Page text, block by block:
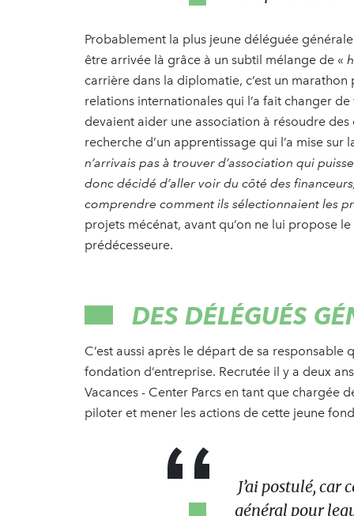
Probablement la plus jeune déléguée
être arrivée là grâce à un subtil mélange de «
carrière dans la diplomatie, c’est un
relations internationales qui l’a fait changer
devaient aider une association à résoudre des
recherche d’un apprentissage qui l’a mise
n’arrivais pas à trouver d’association qui
donc décidé d’aller voir du côté des
comprendre comment ils sélectionnaient les
projets mécénat, avant qu’on ne lui propose
prédécesseure.
DES DÉLÉGUÉS
C’est aussi après le départ de sa responsable
fondation d’entreprise. Recrutée il y a deux
Vacances - Center Parcs en tant que chargée
piloter et mener les actions de cette jeune
J’ai postulé, car
général pour